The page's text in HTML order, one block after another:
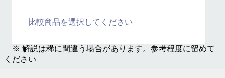
比較商品を選択してください
※ 解説は稀に間違う場合があります。参考程度に留めて
ください